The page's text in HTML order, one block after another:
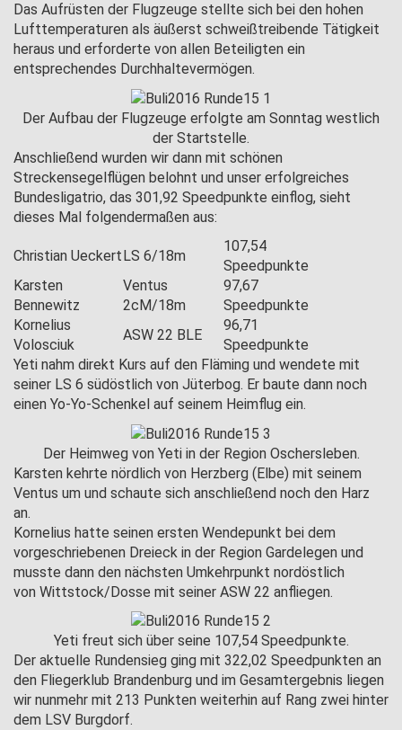
Das Aufrüsten der Flugzeuge stellte sich bei den hohen
Lufttemperaturen als äußerst schweißtreibende Tätigkeit
heraus und erforderte von allen Beteiligten ein
entsprechendes Durchhaltevermögen.
Der Aufbau der Flugzeuge erfolgte am Sonntag westlich
der Startstelle.
Anschließend wurden wir dann mit schönen
Streckensegelflügen belohnt und unser erfolgreiches
Bundesligatrio, das 301,92 Speedpunkte einflog, sieht
dieses Mal folgendermaßen aus:
Christian UeckertLS 6/18m
107,54
Speedpunkte
Karsten
Bennewitz
Ventus
2cM/18m
97,67
Speedpunkte
Kornelius
Volosciuk
ASW 22 BLE
96,71
Speedpunkte
Yeti nahm direkt Kurs auf den Fläming und wendete mit
seiner LS 6 südöstlich von Jüterbog. Er baute dann noch
einen Yo-Yo-Schenkel auf seinem Heimflug ein.
Der Heimweg von Yeti in der Region Oschersleben.
Karsten kehrte nördlich von Herzberg (Elbe) mit seinem
Ventus um und schaute sich anschließend noch den Harz
an.
Kornelius hatte seinen ersten Wendepunkt bei dem
vorgeschriebenen Dreieck in der Region Gardelegen und
musste dann den nächsten Umkehrpunkt nordöstlich
von Wittstock/Dosse mit seiner ASW 22 anfliegen.
Yeti freut sich über seine 107,54 Speedpunkte.
Der aktuelle Rundensieg ging mit 322,02 Speedpunkten an
den Fliegerklub Brandenburg und im Gesamtergebnis liegen
wir nunmehr mit 213 Punkten weiterhin auf Rang zwei hinter
dem LSV Burgdorf.